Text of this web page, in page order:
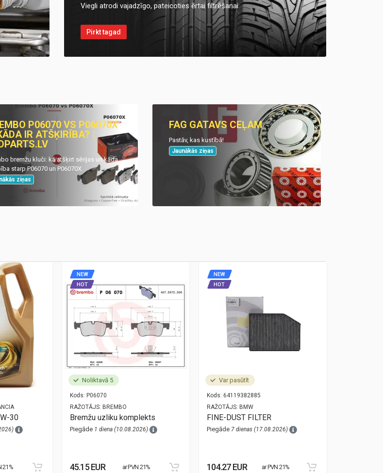
Viegli atrodi vajadzīgo, pateicoties ērtai filtrēšanai
Pirkt tagad
P06070 VS P06070X
IR ATŠĶIRĪBA? |
bremžu kluči: kā atšķirt sērijas un kāda
starp P06070 un P06070X
ziņas
FAG GATAVS CEĻAM
Pastāv, kas kustībā!
Jaunākās ziņas
30
21%
Noliktavā 5
Kods: P06070
RAŽOTĀJS: BREMBO
NEW
HOT
Bremžu uzliku komplekts
Piegāde 1 diena (10.08.2026)
45.15 EUR ar PVN 21%
Var pasūtīt
Kods: 64119382885
RAŽOTĀJS: BMW
NEW
HOT
FINE-DUST FILTER
Piegāde 7 dienas (17.08.2026)
104.27 EUR ar PVN 21%